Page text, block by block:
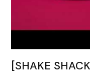
[SHAKE